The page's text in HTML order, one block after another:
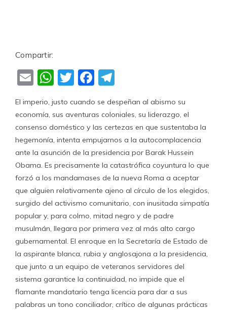
Compartir:
EmailWhatsApp
TwitterFacebook
El imperio, justo cuando se despeñan al abismo su
economía, sus aventuras coloniales, su liderazgo, el
consenso doméstico y las certezas en que sustentaba la
hegemonía, intenta empujarnos a la autocomplacencia
ante la asunción de la presidencia por Barak Hussein
Obama. Es precisamente la catastrófica coyuntura lo que
forzó a los mandamases de la nueva Roma a aceptar
que alguien relativamente ajeno al círculo de los elegidos,
surgido del activismo comunitario, con inusitada simpatía
popular y, para colmo, mitad negro y de padre
musulmán, llegara por primera vez al más alto cargo
gubernamental. El enroque en la Secretaría de Estado de
la aspirante blanca, rubia y anglosajona a la presidencia,
que junto a un equipo de veteranos servidores del
sistema garantice la continuidad, no impide que el
flamante mandatario tenga licencia para dar a sus
palabras un tono conciliador, crítico de algunas prácticas